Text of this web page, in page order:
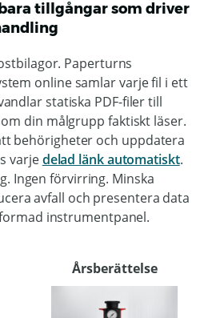
tillgångar som driver
Paperturns
online samlar varje fil i ett
statiska PDF-filer till
din målgrupp faktiskt läser.
behörigheter och uppdatera
varjedelad länk automatiskt.
Ingen förvirring. Minska
avfall och presentera data
instrumentpanel.
Årsberättelse